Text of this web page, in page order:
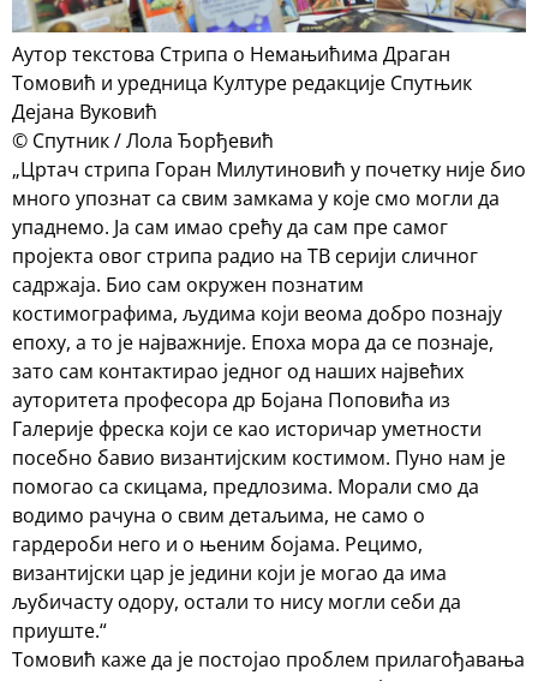
Аутор текстова Стрипа о Немањићима Драган
Томовић и уредница Културе редакције Спутњик
Дејана Вуковић
© Спутник / Лола Ђорђевић
„Цртач стрипа Горан Милутиновић у почетку није био
много упознат са свим замкама у које смо могли да
упаднемо. Ја сам имао срећу да сам пре самог
пројекта овог стрипа радио на ТВ серији сличног
садржаја. Био сам окружен познатим
костимографима, људима који веома добро познају
епоху, а то је најважније. Епоха мора да се познаје,
зато сам контактирао једног од наших највећих
ауторитета професора др Бојана Поповића из
Галерије фреска који се као историчар уметности
посебно бавио византијским костимом. Пуно нам је
помогао са скицама, предлозима. Морали смо да
водимо рачуна о свим детаљима, не само о
гардероби него и о њеним бојама. Рецимо,
византијски цар је једини који је могао да има
љубичасту одору, остали то нису могли себи да
приуште.“
Томовић каже да је постојао проблем прилагођавања